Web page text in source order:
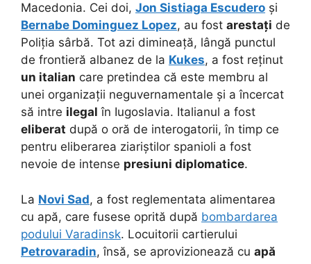
Macedonia. Cei doi, Jon Sistiaga Escudero și
Bernabe Dominguez Lopez, au fost arestați de
Poliția sârbă. Tot azi dimineață, lângă punctul
de frontieră albanez de la Kukes, a fost reținut
un italian care pretindea că este membru al
unei organizații neguvernamentale și a încercat
să intre ilegal în Iugoslavia. Italianul a fost
eliberat după o oră de interogatorii, în timp ce
pentru eliberarea ziariștilor spanioli a fost
nevoie de intense presiuni diplomatice.
La Novi Sad, a fost reglementata alimentarea
cu apă, care fusese oprită după bombardarea
podului Varadinsk. Locuitorii cartierului
Petrovaradin, însă, se aprovizionează cu apă